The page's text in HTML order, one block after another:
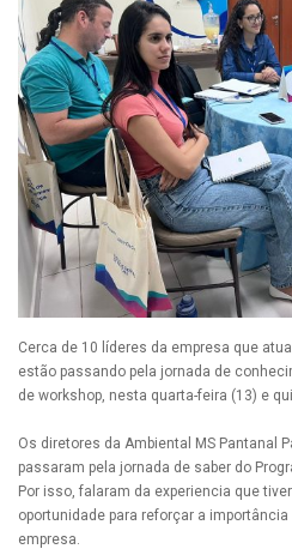
Cerca de 10 líderes da empresa que
estão passando pela jornada de
de workshop, nesta quarta-feira (13) e
Os diretores da Ambiental MS Pantanal
passaram pela jornada de saber do
Por isso, falaram da experiencia que
oportunidade para reforçar a
empresa.